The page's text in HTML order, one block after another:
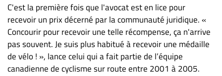
C'est la première fois que l'avocat est en lice pour
recevoir un prix décerné par la communauté juridique. «
Concourir pour recevoir une telle récompense, ça n'arrive
pas souvent. Je suis plus habitué à recevoir une médaille
de vélo ! », lance celui qui a fait partie de l’équipe
canadienne de cyclisme sur route entre 2001 à 2005.